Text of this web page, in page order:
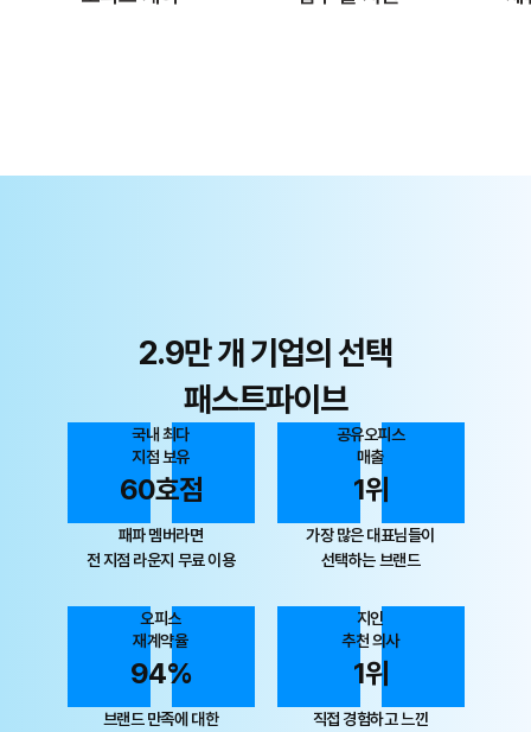
2.9만 개 기업의 선택
패스트파이브
국내 최다
지점 보유
60호점
패파 멤버라면
전 지점 라운지 무료 이용
공유오피스
매출
1위
가장 많은 대표님들이
선택하는 브랜드
오피스
재계약율
94%
브랜드 만족에 대한
지인
추천 의사
1위
직접 경험하고 느낀